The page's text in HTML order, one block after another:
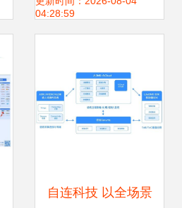
04:28:59
自连科技 以全场景